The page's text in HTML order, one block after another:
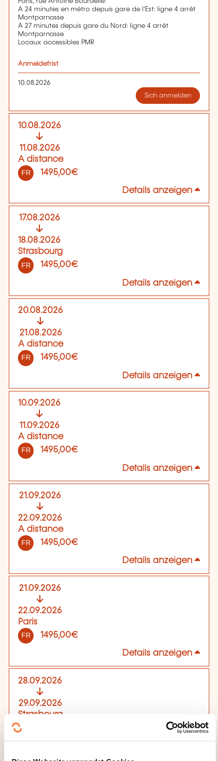
A 24 minutes en métro depuis gare de l'Est: ligne 4 arrêt
Montparnasse
A 27 minutes depuis gare du Nord: ligne 4 arrêt
Montparnasse
Locaux accessibles PMR
Anmeldefrist
10.08.2026
Sich anmelden
10.08.2026
11.08.2026
A distance
FR 1495,00€
Details anzeigen
17.08.2026
18.08.2026
Strasbourg
FR 1495,00€
Details anzeigen
20.08.2026
21.08.2026
A distance
FR 1495,00€
Details anzeigen
10.09.2026
11.09.2026
A distance
FR 1495,00€
Details anzeigen
21.09.2026
22.09.2026
A distance
FR 1495,00€
Details anzeigen
21.09.2026
22.09.2026
Paris
FR 1495,00€
Details anzeigen
28.09.2026
29.09.2026
Strasbourg
FR